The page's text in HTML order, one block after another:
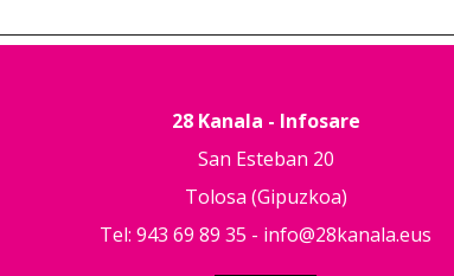
28 Kanala - Infosare
San Esteban 20
Tolosa (Gipuzkoa)
Tel: 943 69 89 35 - info@28kanala.eus